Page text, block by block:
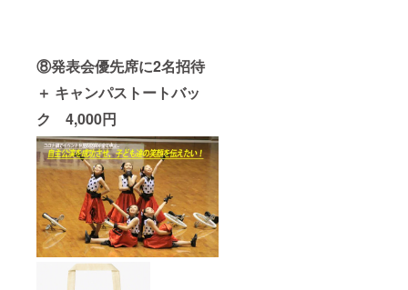
⑧発表会優先席に2名招待
＋ キャンパストートバッ
ク 4,000円